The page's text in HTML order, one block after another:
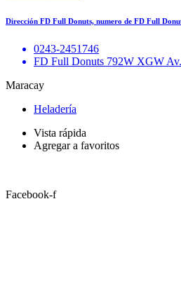
Dirección FD Full Donuts, numero de FD Full
0243-2451746
FD Full Donuts 792W XGW
Maracay
Heladería
Vista rápida
Agregar a favoritos
Facebook-f